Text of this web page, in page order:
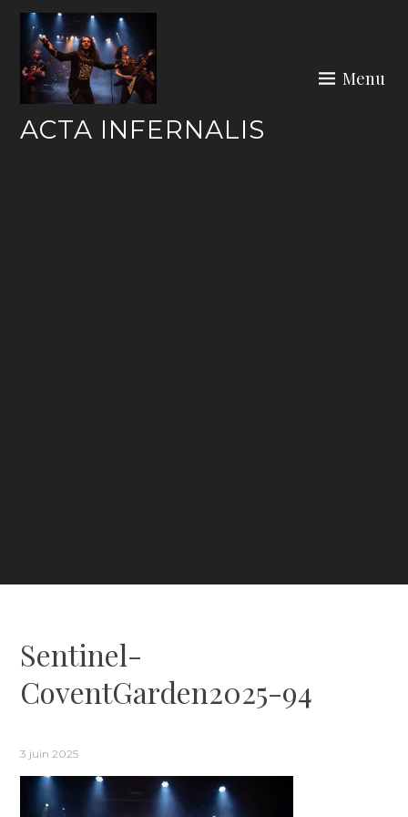
Skip
content
ACTA INFERNALIS
Menu
Sentinel-
CoventGarden2025-94
3 juin 2025